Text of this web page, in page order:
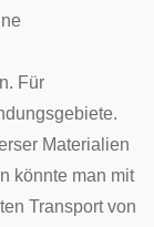
Für
Materialien
könnte man mit
Transport von